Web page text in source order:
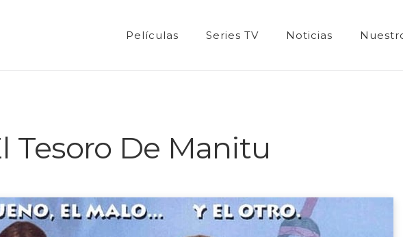
Películas Series TV Noticias
Tesoro De Manitu